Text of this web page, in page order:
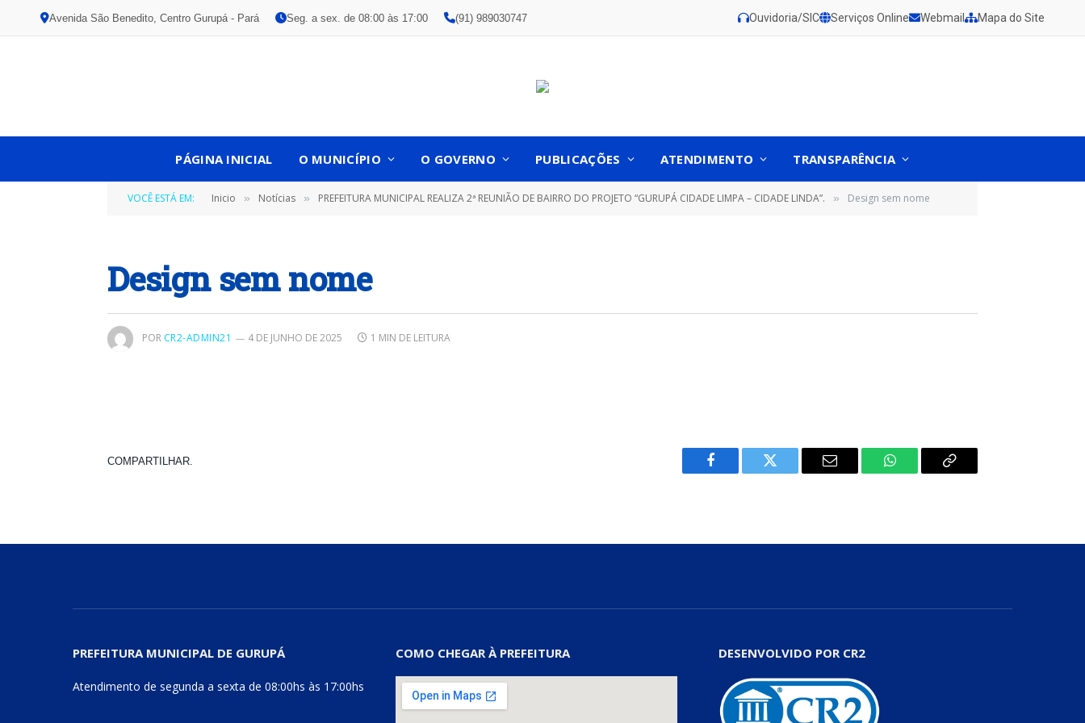
Avenida São Benedito, Centro Gurupá - Pará Seg. a sex. de 08:00 às 17:00 (91) 989030747 Ouvidoria/SIC Serviços Online Webmail Mapa do Site
PÁGINA INICIAL O MUNICÍPIO O GOVERNO PUBLICAÇÕES ATENDIMENTO TRANSPARÊNCIA
VOCÊ ESTÁ EM: Inicio » Notícias » PREFEITURA MUNICIPAL REALIZA 2ª REUNIÃO DE BAIRRO DO PROJETO “GURUPÁ CIDADE LIMPA – CIDADE LINDA”. » Design sem nome
Design sem nome
POR CR2-ADMIN21 4 DE JUNHO DE 2025 1 MIN DE LEITURA
COMPARTILHAR.
Facebook Twitter
E-
WhatsAppCopiar
PREFEITURA MUNICIPAL DE GURUPÁ
Atendimento de segunda a sexta de 08:00hs às 17:00hs
COMO CHEGAR À PREFEITURA DESENVOLVIDO POR CR2